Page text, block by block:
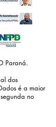
Paraná.
dos
é a maior
no